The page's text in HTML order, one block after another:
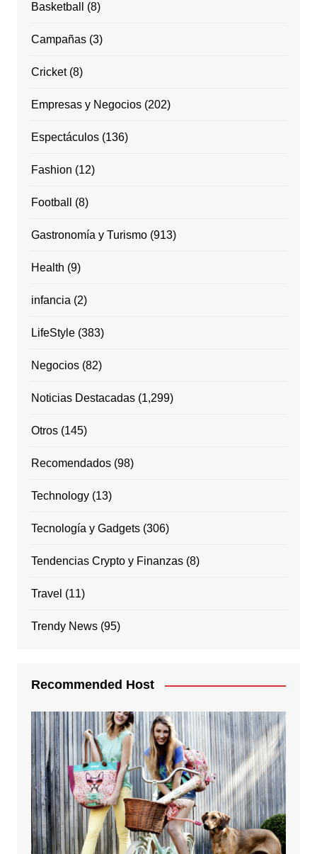
Basketball (8)
Campañas(3)
Cricket(8)
Empresas y Negocios(202)
Espectáculos(136)
Fashion (12)
Football (8)
Gastronomía y Turismo(913)
Health (9)
infancia (2)
LifeStyle(383)
Negocios(82)
Noticias Destacadas(1,299)
Otros(145)
Recomendados(98)
Technology(13)
Tecnología y Gadgets(306)
Tendencias Crypto y Finanzas(8)
Travel (11)
Trendy News(95)
Recommended Host